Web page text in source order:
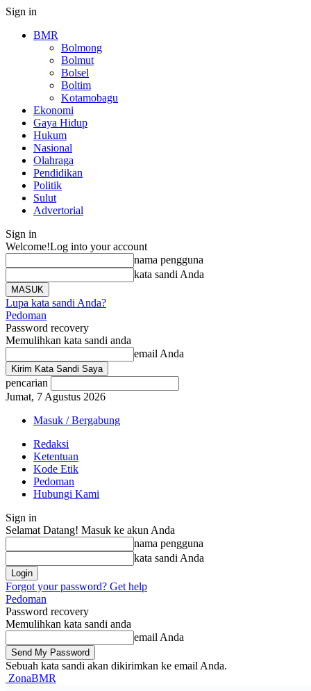
Sign in
BMR
Bolmong
Bolmut
Bolsel
Boltim
Kotamobagu
Ekonomi
Gaya Hidup
Hukum
Nasional
Olahraga
Pendidikan
Politik
Sulut
Advertorial
Sign in
Welcome!Log into your account
nama pengguna
kata sandi Anda
Lupa kata sandi Anda?
Pedoman
Password recovery
Memulihkan kata sandi anda
email Anda
pencarian
Jumat, 7 Agustus 2026
Masuk / Bergabung
Redaksi
Ketentuan
Kode Etik
Pedoman
Hubungi Kami
Sign in
Selamat Datang! Masuk ke akun Anda
nama pengguna
kata sandi Anda
Forgot your password? Get help
Pedoman
Password recovery
Memulihkan kata sandi anda
email Anda
Sebuah kata sandi akan dikirimkan ke email Anda.
ZonaBMR